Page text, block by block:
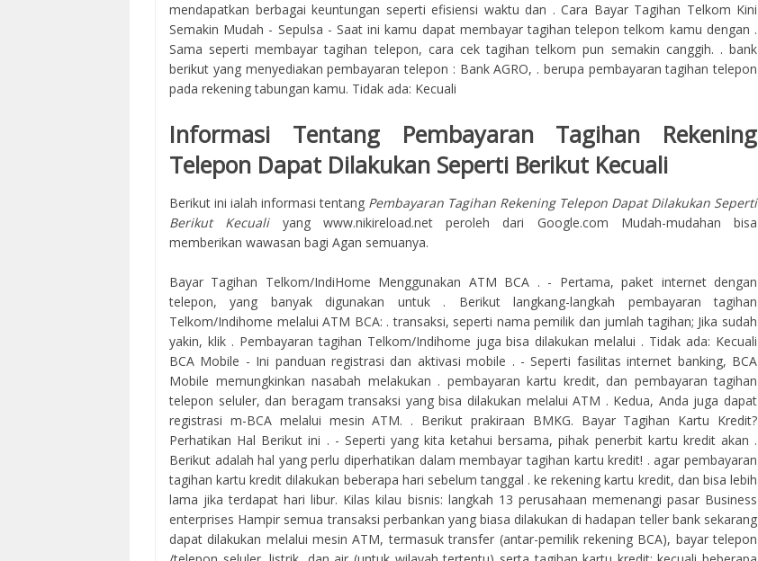
mendapatkan berbagai keuntungan seperti efisiensi waktu dan . Cara Bayar Tagihan Telkom Kini
Semakin Mudah - Sepulsa - Saat ini kamu dapat membayar tagihan telepon telkom kamu dengan .
Sama seperti membayar tagihan telepon, cara cek tagihan telkom pun semakin canggih. . bank
berikut yang menyediakan pembayaran telepon : Bank AGRO, . berupa pembayaran tagihan telepon
pada rekening tabungan kamu. Tidak ada: Kecuali
Informasi Tentang Pembayaran Tagihan Rekening
Telepon Dapat Dilakukan Seperti Berikut Kecuali
Berikut ini ialah informasi tentang Pembayaran Tagihan Rekening Telepon Dapat Dilakukan Seperti
Berikut Kecuali yang www.nikireload.net peroleh dari Google.com Mudah-mudahan bisa
memberikan wawasan bagi Agan semuanya.
Bayar Tagihan Telkom/IndiHome Menggunakan ATM BCA . - Pertama, paket internet dengan
telepon, yang banyak digunakan untuk . Berikut langkang-langkah pembayaran tagihan
Telkom/Indihome melalui ATM BCA: . transaksi, seperti nama pemilik dan jumlah tagihan; Jika sudah
yakin, klik . Pembayaran tagihan Telkom/Indihome juga bisa dilakukan melalui . Tidak ada: Kecuali
BCA Mobile - Ini panduan registrasi dan aktivasi mobile . - Seperti fasilitas internet banking, BCA
Mobile memungkinkan nasabah melakukan . pembayaran kartu kredit, dan pembayaran tagihan
telepon seluler, dan beragam transaksi yang bisa dilakukan melalui ATM . Kedua, Anda juga dapat
registrasi m-BCA melalui mesin ATM. . Berikut prakiraan BMKG. Bayar Tagihan Kartu Kredit?
Perhatikan Hal Berikut ini . - Seperti yang kita ketahui bersama, pihak penerbit kartu kredit akan .
Berikut adalah hal yang perlu diperhatikan dalam membayar tagihan kartu kredit! . agar pembayaran
tagihan kartu kredit dilakukan beberapa hari sebelum tanggal . ke rekening kartu kredit, dan bisa lebih
lama jika terdapat hari libur. Kilas kilau bisnis: langkah 13 perusahaan memenangi pasar ‎Business
enterprises Hampir semua transaksi perbankan yang biasa dilakukan di hadapan teller bank sekarang
dapat dilakukan melalui mesin ATM, termasuk transfer (antar-pemilik rekening BCA), bayar telepon